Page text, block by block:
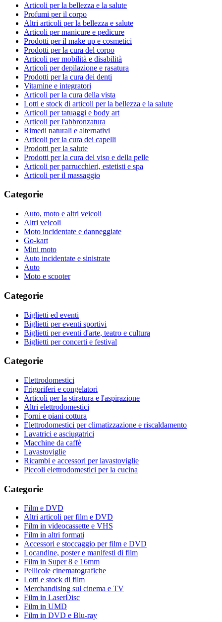
Articoli per la bellezza e la salute
Profumi per il corpo
Altri articoli per la bellezza e salute
Articoli per manicure e pedicure
Prodotti per il make up e cosmetici
Prodotti per la cura del corpo
Articoli per mobilità e disabilità
Articoli per depilazione e rasatura
Prodotti per la cura dei denti
Vitamine e integratori
Articoli per la cura della vista
Lotti e stock di articoli per la bellezza e la salute
Articoli per tatuaggi e body art
Articoli per l'abbronzatura
Rimedi naturali e alternativi
Articoli per la cura dei capelli
Prodotti per la salute
Prodotti per la cura del viso e della pelle
Articoli per parrucchieri, estetisti e spa
Articoli per il massaggio
Categorie
Auto, moto e altri veicoli
Altri veicoli
Moto incidentate e danneggiate
Go-kart
Mini moto
Auto incidentate e sinistrate
Auto
Moto e scooter
Categorie
Biglietti ed eventi
Biglietti per eventi sportivi
Biglietti per eventi d'arte, teatro e cultura
Biglietti per concerti e festival
Categorie
Elettrodomestici
Frigoriferi e congelatori
Articoli per la stiratura e l'aspirazione
Altri elettrodomestici
Forni e piani cottura
Elettrodomestici per climatizzazione e riscaldamento
Lavatrici e asciugatrici
Macchine da caffè
Lavastoviglie
Ricambi e accessori per lavastoviglie
Piccoli elettrodomestici per la cucina
Categorie
Film e DVD
Altri articoli per film e DVD
Film in videocassette e VHS
Film in altri formati
Accessori e stoccaggio per film e DVD
Locandine, poster e manifesti di film
Film in Super 8 e 16mm
Pellicole cinematografiche
Lotti e stock di film
Merchandising sul cinema e TV
Film in LaserDisc
Film in UMD
Film in DVD e Blu-ray